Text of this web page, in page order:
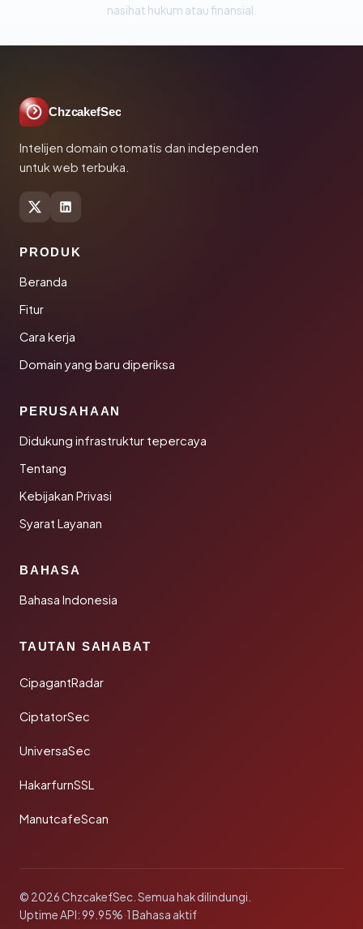
nasihat hukum atau finansial.
ChzcakefSec
Intelijen domain otomatis dan independen
untuk web terbuka.
PRODUK
Beranda
Fitur
Cara kerja
Domain yang baru diperiksa
PERUSAHAAN
Didukung infrastruktur tepercaya
Tentang
Kebijakan Privasi
Syarat Layanan
BAHASA
Bahasa Indonesia
TAUTAN SAHABAT
CipagantRadar
CiptatorSec
UniversaSec
HakarfurnSSL
ManutcafeScan
© 2026 ChzcakefSec. Semua hak dilindungi.
Uptime API: 99.95%·1 Bahasa aktif